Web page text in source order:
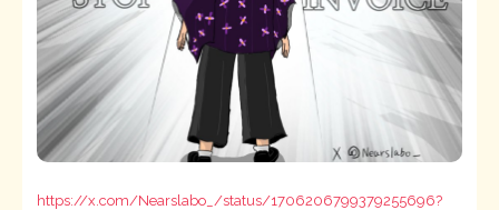
https://x.com/Nearslabo_/status/1706206799379255696?